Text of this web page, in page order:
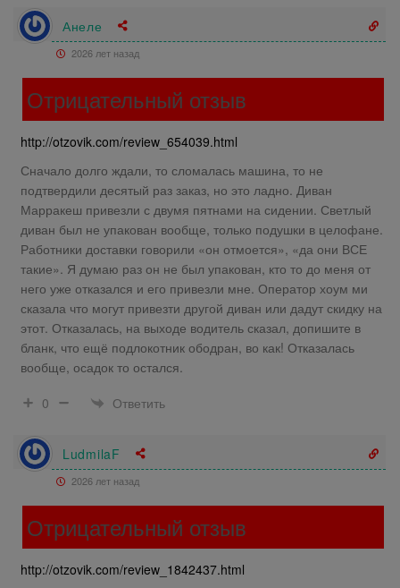
Анеле
2026 лет назад
Отрицательный отзыв
http://otzovik.com/review_654039.html
Сначало долго ждали, то сломалась машина, то не
подтвердили десятый раз заказ, но это ладно. Диван
Марракеш привезли с двумя пятнами на сидении. Светлый
диван был не упакован вообще, только подушки в целофане.
Работники доставки говорили «он отмоется», «да они ВСЕ
такие». Я думаю раз он не был упакован, кто то до меня от
него уже отказался и его привезли мне. Оператор хоум ми
сказала что могут привезти другой диван или дадут скидку на
этот. Отказалась, на выходе водитель сказал, допишите в
бланк, что ещё подлокотник ободран, во как! Отказалась
вообще, осадок то остался.
0
Ответить
LudmilaF
2026 лет назад
Отрицательный отзыв
http://otzovik.com/review_1842437.html